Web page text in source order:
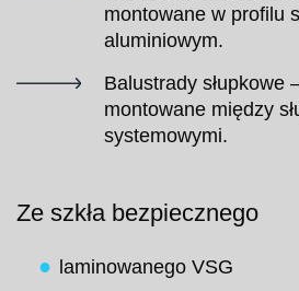
montowane w profilu
aluminiowym.
Balustrady słupkowe
montowane między
systemowymi.
Ze szkła bezpiecznego
laminowanego VSG